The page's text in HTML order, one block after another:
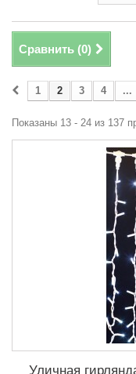
Сравнить (0)
1 2 3 4 ...
Показаны 13 - 24 из 137
Уличная